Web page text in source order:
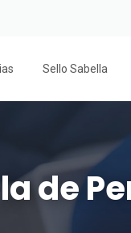
Sello Sabella
de